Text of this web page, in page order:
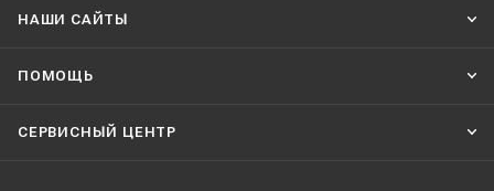
НАШИ CАЙТЫ
ПОМОЩЬ
СЕРВИСНЫЙ ЦЕНТР